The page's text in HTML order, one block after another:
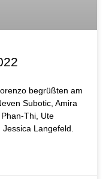
begrüßten am
Subotic, Amira
Thi, Ute
Langefeld.